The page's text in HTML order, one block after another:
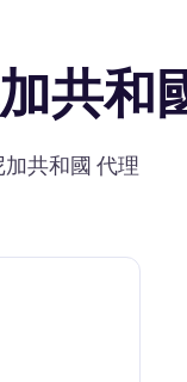
共和
共和國 代理